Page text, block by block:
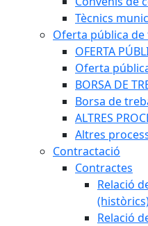
Tècnics
Oferta pública de
OFERTA
Oferta
BORSA DE
Borsa de
ALTRES
Altres
Contractació
Contractes
Relació
Relació